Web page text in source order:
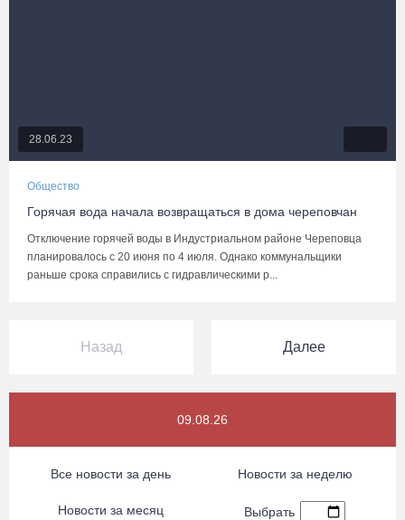
28.06.23
Общество
Горячая вода начала возвращаться в дома череповчан
Отключение горячей воды в Индустриальном районе Череповца
планировалось с 20 июня по 4 июля. Однако коммунальщики
раньше срока справились с гидравлическими р...
Назад Далее
09.08.26
Все новости за день Новости за неделю
Новости за месяц Выбрать